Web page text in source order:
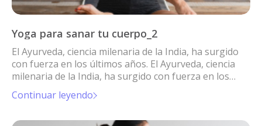
Yoga para sanar tu cuerpo_2
El Ayurveda, ciencia milenaria de la India, ha surgido
con fuerza en los últimos años. El Ayurveda, ciencia
milenaria de la India, ha surgido con fuerza en los
últimos años.
Continuar leyendo